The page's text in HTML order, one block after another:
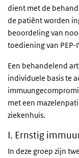
dient met de
de patiënt worden
beoordeling van
toediening van PEP-
Een behandelend
individuele basis te
met een
ziekenhuis.
I. Ernstig
In deze groep zijn